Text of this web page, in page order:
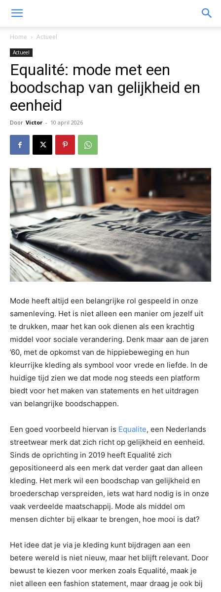
Home Actueel
Actueel
Equalité: mode met een
boodschap van gelijkheid en
eenheid
Door Victor - 10 april 2026
Mode heeft altijd een belangrijke rol gespeeld in onze
samenleving. Het is niet alleen een manier om jezelf uit
te drukken, maar het kan ook dienen als een krachtig
middel voor sociale verandering. Denk maar aan de jaren
’60, met de opkomst van de hippiebeweging en hun
kleurrijke kleding als symbool voor vrede en liefde. In de
huidige tijd zien we dat mode nog steeds een platform
biedt voor het maken van statements en het uitdragen
van belangrijke boodschappen.
Een goed voorbeeld hiervan is Equalite, een Nederlands
streetwear merk dat zich richt op gelijkheid en eenheid.
Sinds de oprichting in 2019 heeft Equalité zich
gepositioneerd als een merk dat verder gaat dan alleen
kleding. Het merk wil een boodschap van gelijkheid en
broederschap verspreiden, iets wat hard nodig is in onze
vaak verdeelde maatschappij. Mode als middel om
mensen dichter bij elkaar te brengen, hoe mooi is dat?
Het idee dat je via je kleding kunt bijdragen aan een
betere wereld is niet nieuw, maar het blijft relevant. Door
bewust te kiezen voor merken zoals Equalité, maak je
niet alleen een fashion statement, maar draag je ook bij